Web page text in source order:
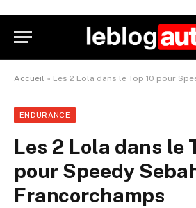
Accueil » Les 2 Lola dans le Top 10 pour Speedy
ENDURANCE
Les 2 Lola dans le
pour Speedy
Francorchamps